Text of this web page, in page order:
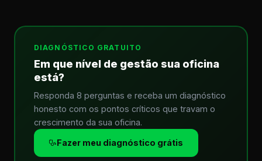
DIAGNÓSTICO GRATUITO
Em que nível de gestão sua oficina
está?
Responda 8 perguntas e receba um diagnóstico
honesto com os pontos críticos que travam o
crescimento da sua oficina.
Fazer meu diagnóstico grátis